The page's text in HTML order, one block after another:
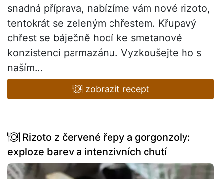
snadná příprava, nabízíme vám nové rizoto,
tentokrát se zeleným chřestem. Křupavý
chřest se báječně hodí ke smetanové
konzistenci parmazánu. Vyzkoušejte ho s
naším...
zobrazit recept
Rizoto z červené řepy a gorgonzoly:
exploze barev a intenzivních chutí